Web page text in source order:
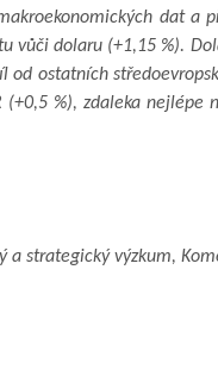
dat a
vůči dolaru (+1,15 %).
od ostatních
(+0,5 %), zdaleka
a strategický výzkum,